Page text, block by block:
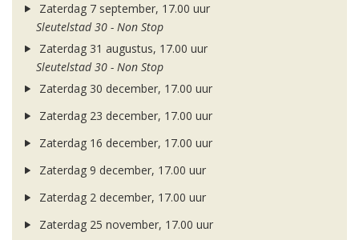
Zaterdag 7 september, 17.00 uur
Sleutelstad 30 - Non Stop
Zaterdag 31 augustus, 17.00 uur
Sleutelstad 30 - Non Stop
Zaterdag 30 december, 17.00 uur
Zaterdag 23 december, 17.00 uur
Zaterdag 16 december, 17.00 uur
Zaterdag 9 december, 17.00 uur
Zaterdag 2 december, 17.00 uur
Zaterdag 25 november, 17.00 uur